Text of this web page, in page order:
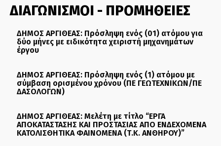
ΔΙΑΓΩΝΙΣΜΟΙ - ΠΡΟΜΗΘΕΙΕΣ
ΔΗΜΟΣ ΑΡΓΙΘΕΑΣ: Πρόσληψη ενός (01) ατόμου για
δύο μήνες με ειδικότητα χειριστή μηχανημάτων
έργου
ΔΗΜΟΣ ΑΡΓΙΘΕΑΣ: Πρόσληψη ενός (1) ατόμου με
σύμβαση ορισμένου χρόνου (ΠΕ ΓΕΩΤΕΧΝΙΚΩΝ/ΠΕ
ΔΑΣΟΛΟΓΩΝ)
ΔΗΜΟΣ ΑΡΓΙΘΕΑΣ: Μελέτη με τίτλο “ΕΡΓΑ
ΑΠΟΚΑΤΑΣΤΑΣΗΣ ΚΑΙ ΠΡΟΣΤΑΣΙΑΣ ΑΠΟ ΕΝΔΕΧΟΜΕΝΑ
ΚΑΤΟΛΙΣΘΗΤΙΚΑ ΦΑΙΝΟΜΕΝΑ (Τ.Κ. ΑΝΘΗΡΟΥ)”